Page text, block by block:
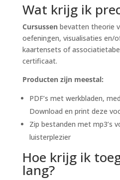
Wat krijg ik
Cursussenbevatten theorie
oefeningen, visualisaties en/
kaartensets of
certificaat.
Producten zijn meestal:
PDF’s met werkbladen,
Download en print deze
Zip bestanden met mp3’s
luisterplezier
Hoe krijg ik
lang?